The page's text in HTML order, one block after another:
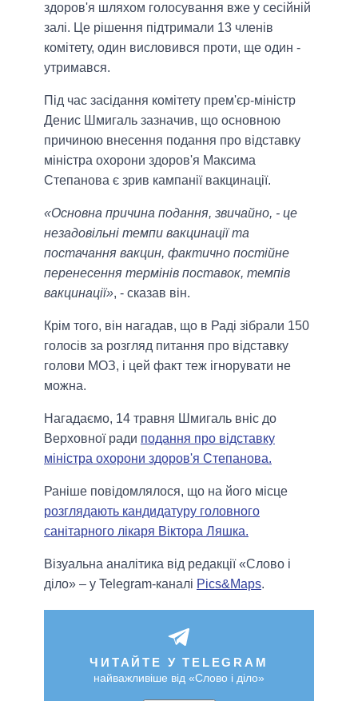
здоров'я шляхом голосування вже у сесійній
залі. Це рішення підтримали 13 членів
комітету, один висловився проти, ще один -
утримався.
Під час засідання комітету прем'єр-міністр
Денис Шмигаль зазначив, що основною
причиною внесення подання про відставку
міністра охорони здоров'я Максима
Степанова є зрив кампанії вакцинації.
«Основна причина подання, звичайно, - це
незадовільні темпи вакцинації та
постачання вакцин, фактично постійне
перенесення термінів поставок, темпів
вакцинації», - сказав він.
Крім того, він нагадав, що в Раді зібрали 150
голосів за розгляд питання про відставку
голови МОЗ, і цей факт теж ігнорувати не
можна.
Нагадаємо, 14 травня Шмигаль вніс до
Верховної ради подання про відставку
міністра охорони здоров'я Степанова.
Раніше повідомлялося, що на його місце
розглядають кандидатуру головного
санітарного лікаря Віктора Ляшка.
Візуальна аналітика від редакції «Слово і
діло» – у Telegram-каналі Pics&Maps.
ЧИТАЙТЕ У TELEGRAM
найважливіше від «Слово і діло»